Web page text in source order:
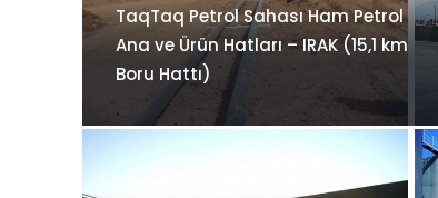
TaqTaq Petrol Sahası Ham Petrol
Ana ve Ürün Hatları – IRAK (15,1 km
Boru Hattı)